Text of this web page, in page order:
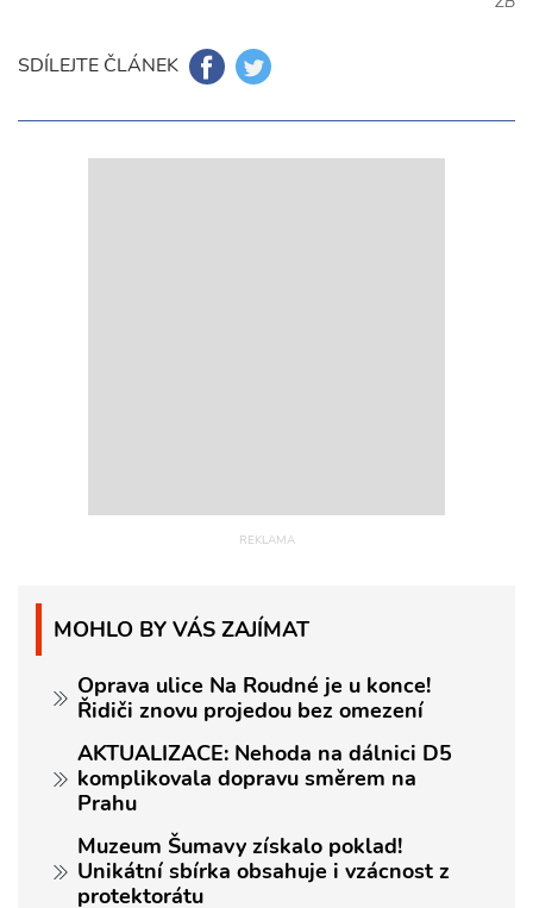
SDÍLEJTE ČLÁNEK
MOHLO BY VÁS ZAJÍMAT
Oprava ulice Na Roudné je u konce!
Řidiči znovu projedou bez omezení
AKTUALIZACE: Nehoda na dálnici D5
komplikovala dopravu směrem na
Prahu
Muzeum Šumavy získalo poklad!
Unikátní sbírka obsahuje i vzácnost z
protektorátu